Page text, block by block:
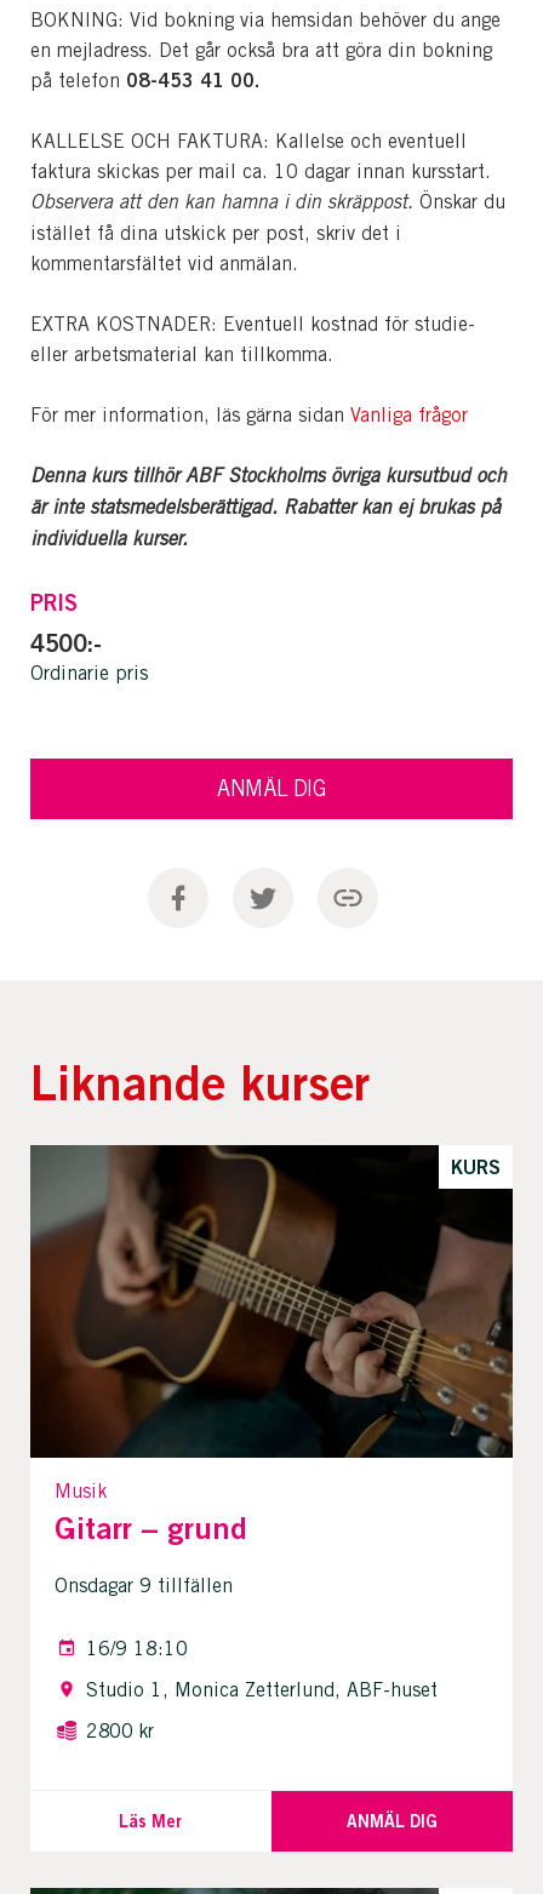
BOKNING: Vid bokning via hemsidan behöver du ange
en mejladress. Det går också bra att göra din bokning
på telefon 08-453 41 00.
KALLELSE OCH FAKTURA: Kallelse och eventuell
faktura skickas per mail ca. 10 dagar innan kursstart.
Observera att den kan hamna i din skräppost. Önskar du
istället få dina utskick per post, skriv det i
kommentarsfältet vid anmälan.
EXTRA KOSTNADER: Eventuell kostnad för studie-
eller arbetsmaterial kan tillkomma.
För mer information, läs gärna sidan Vanliga frågor
Denna kurs tillhör ABF Stockholms övriga kursutbud och
är inte statsmedelsberättigad. Rabatter kan ej brukas på
individuella kurser.
PRIS
4500:-
Ordinarie pris
ANMÄL DIG
Liknande kurser
KURS
Musik
Gitarr – grund
Onsdagar 9 tillfällen
16/9 18:10
Studio 1, Monica Zetterlund, ABF-huset
2800 kr
Läs Mer ANMÄL DIG